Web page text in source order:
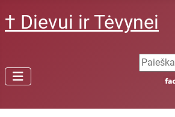
† Dievui ir Tėvynei
Search ...